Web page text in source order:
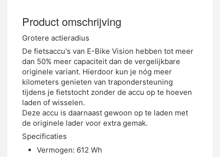
Product omschrijving
Grotere actieradius
De fietsaccu's van E-Bike Vision hebben tot meer
dan 50% meer capaciteit dan de vergelijkbare
originele variant. Hierdoor kun je nóg meer
kilometers genieten van trapondersteuning
tijdens je fietstocht zonder de accu op te hoeven
laden of wisselen.
Deze accu is daarnaast gewoon op te laden met
de originele lader voor extra gemak.
Specificaties
Vermogen: 612 Wh